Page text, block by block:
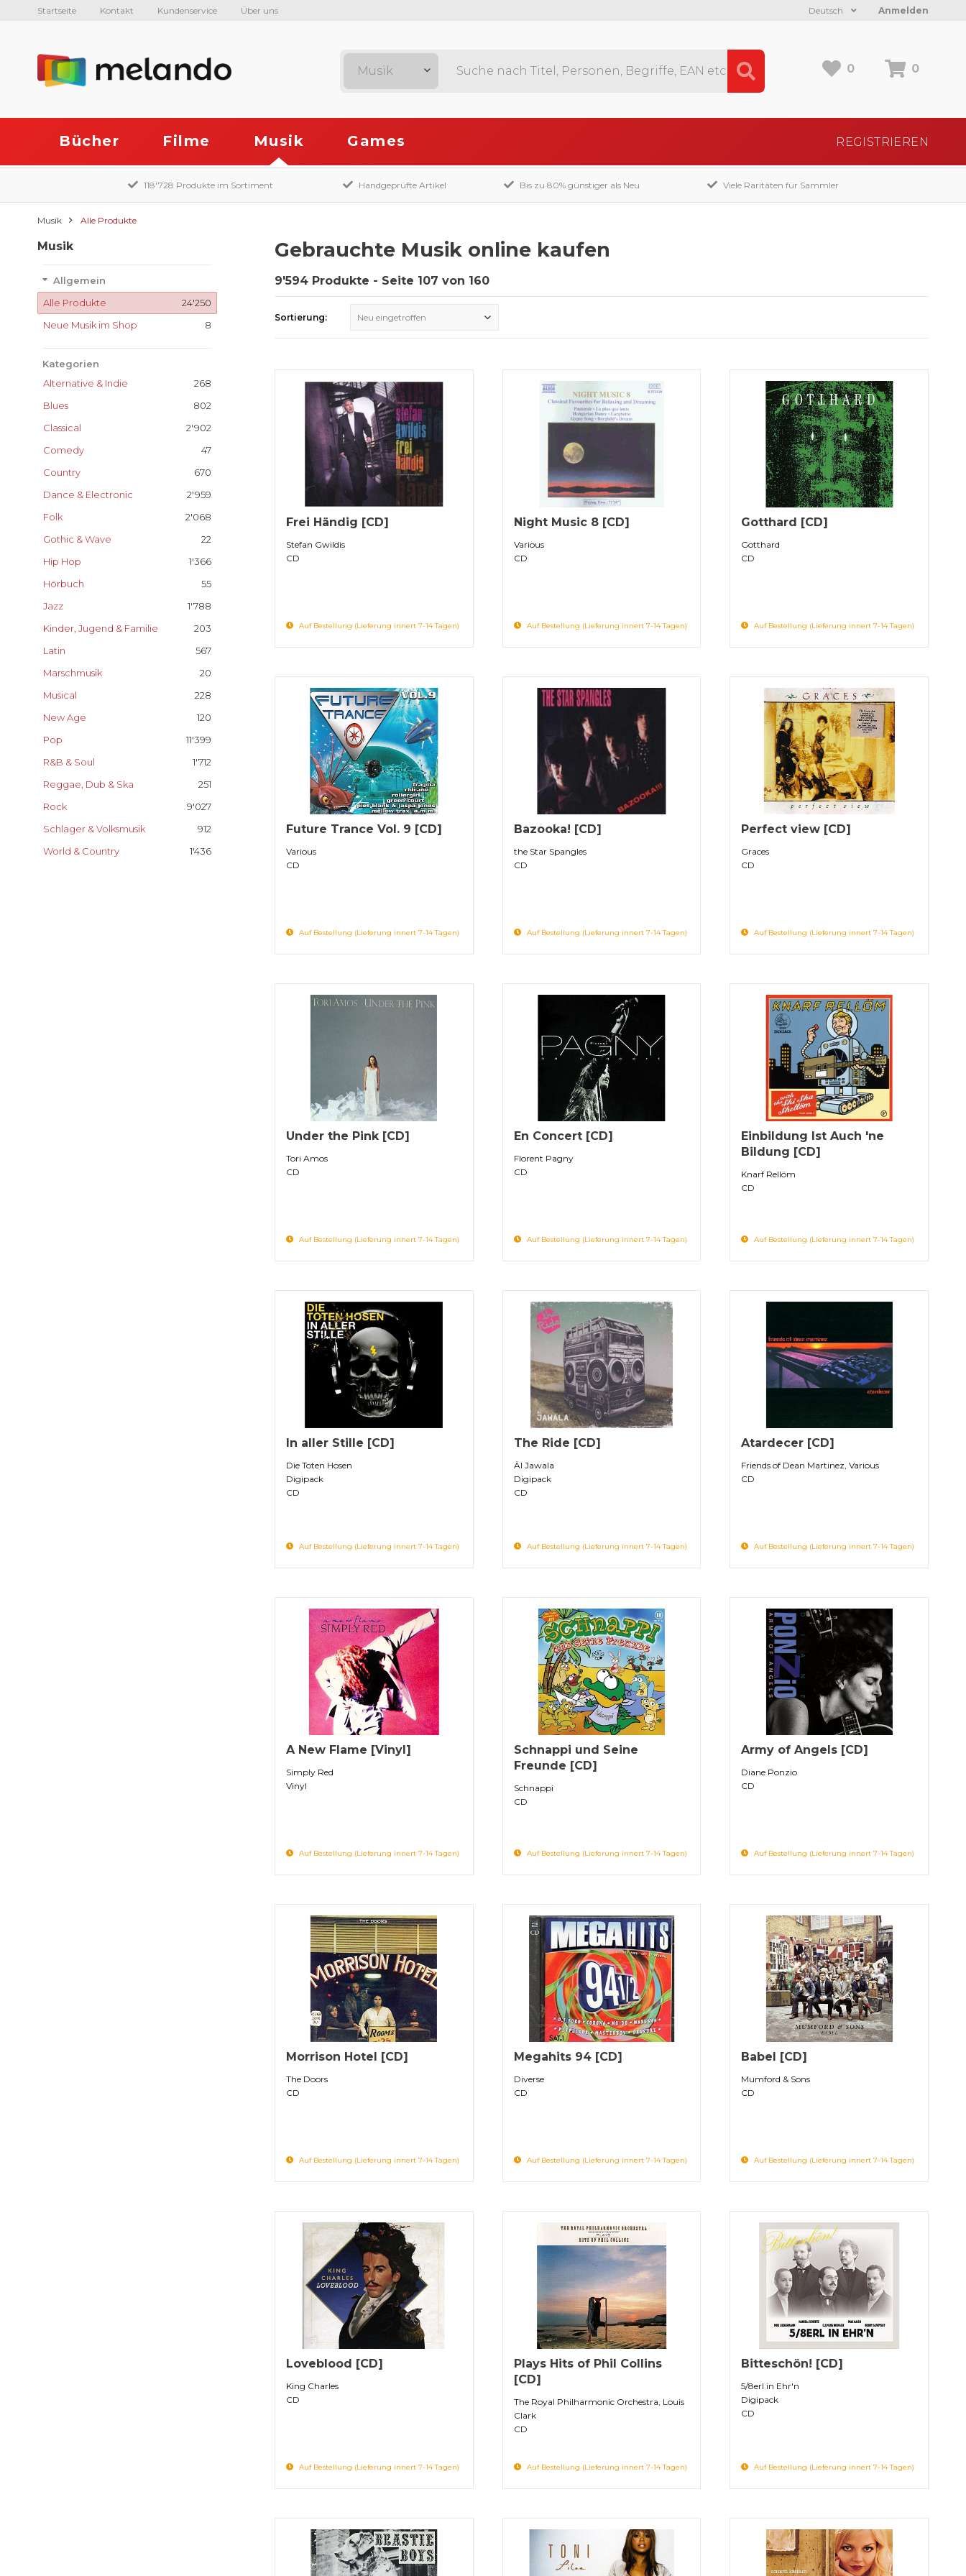
Startseite Kontakt Kundenservice Über uns Anmelden
Deutsch
0 0
Musik
Bücher Filme Musik Games REGISTRIEREN
118'728 Produkte im Sortiment Handgeprüfte Artikel Bis zu 80% günstiger als Neu Viele Raritäten für Sammler
Musik Alle Produkte
Musik
Allgemein
24'250
Alle Produkte
8
Neue Musik im Shop
Kategorien
268
Alternative & Indie
802
Blues
2'902
Classical
47
Comedy
670
Country
2'959
Dance & Electronic
2'068
Folk
22
Gothic & Wave
1'366
Hip Hop
55
Hörbuch
1'788
Jazz
203
Kinder, Jugend & Familie
567
Latin
20
Marschmusik
228
Musical
120
New Age
11'399
Pop
1'712
R&B & Soul
251
Reggae, Dub & Ska
9'027
Rock
912
Schlager & Volksmusik
1'436
World & Country
Gebrauchte Musik online kaufen
9'594 Produkte - Seite 107 von 160
Sortierung: Neu eingetroffen
Frei Händig [CD]
Stefan Gwildis
CD
Auf Bestellung (Lieferung innert 7-14 Tagen)
Night Music 8 [CD]
Various
CD
Auf Bestellung (Lieferung innert 7-14 Tagen)
Gotthard [CD]
Gotthard
CD
Auf Bestellung (Lieferung innert 7-14 Tagen)
Future Trance Vol. 9 [CD]
Various
CD
Auf Bestellung (Lieferung innert 7-14 Tagen)
Bazooka! [CD]
the Star Spangles
CD
Auf Bestellung (Lieferung innert 7-14 Tagen)
Perfect view [CD]
Graces
CD
Auf Bestellung (Lieferung innert 7-14 Tagen)
Under the Pink [CD]
Tori Amos
CD
Auf Bestellung (Lieferung innert 7-14 Tagen)
En Concert [CD]
Florent Pagny
CD
Auf Bestellung (Lieferung innert 7-14 Tagen)
Einbildung Ist Auch 'ne
Bildung [CD]
Knarf Rellöm
CD
Auf Bestellung (Lieferung innert 7-14 Tagen)
In aller Stille [CD]
Die Toten Hosen
Digipack
CD
Auf Bestellung (Lieferung innert 7-14 Tagen)
The Ride [CD]
Äl Jawala
Digipack
CD
Auf Bestellung (Lieferung innert 7-14 Tagen)
Atardecer [CD]
Friends of Dean Martinez, Various
CD
Auf Bestellung (Lieferung innert 7-14 Tagen)
A New Flame [Vinyl]
Simply Red
Vinyl
Auf Bestellung (Lieferung innert 7-14 Tagen)
Schnappi und Seine
Freunde [CD]
Schnappi
CD
Auf Bestellung (Lieferung innert 7-14 Tagen)
Army of Angels [CD]
Diane Ponzio
CD
Auf Bestellung (Lieferung innert 7-14 Tagen)
Morrison Hotel [CD]
The Doors
CD
Auf Bestellung (Lieferung innert 7-14 Tagen)
Megahits 94 [CD]
Diverse
CD
Auf Bestellung (Lieferung innert 7-14 Tagen)
Babel [CD]
Mumford & Sons
CD
Auf Bestellung (Lieferung innert 7-14 Tagen)
Loveblood [CD]
King Charles
CD
Auf Bestellung (Lieferung innert 7-14 Tagen)
Plays Hits of Phil Collins
[CD]
The Royal Philharmonic Orchestra, Louis
Clark ‎
CD
Auf Bestellung (Lieferung innert 7-14 Tagen)
Bitteschön! [CD]
5/8erl in Ehr'n
Digipack
CD
Auf Bestellung (Lieferung innert 7-14 Tagen)